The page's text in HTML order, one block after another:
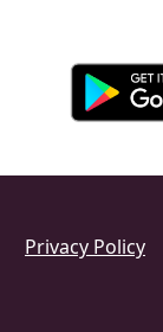
Privacy Policy